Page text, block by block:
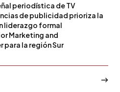
periodística de TV
de publicidad prioriza la
liderazgo formal
Marketing and
para la región Sur